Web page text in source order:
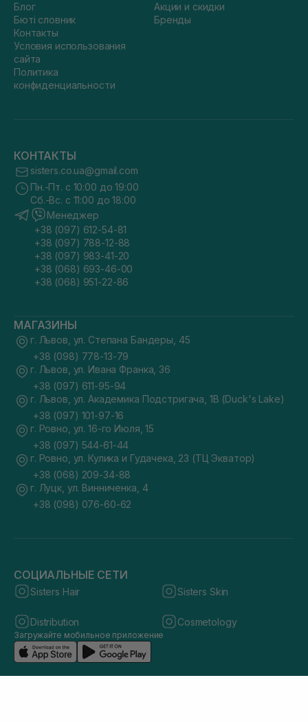
Блог
Бюті словник
Контакты
Условия использования
сайта
Политика
конфиденциальности
Акции и скидки
Бренды
КОНТАКТЫ
sisters.co.ua@gmail.com
Пн.-Пт. с 10:00 до 19:00
Сб.-Вс. с 11:00 до 18:00
Менеджер
+38 (097) 612-54-81
+38 (097) 788-12-88
+38 (097) 983-41-20
+38 (068) 693-46-00
+38 (068) 951-22-86
МАГАЗИНЫ
г. Львов, ул. Степана Бандеры, 45
+38 (098) 778-13-79
г. Львов, ул. Ивана Франка, 36
+38 (097) 611-95-94
г. Львов, ул. Академика Подстригача, 1В (Duck's Lake)
+38 (097) 101-97-16
г. Ровно, ул. 16-го Июля, 15
+38 (097) 544-61-44
г. Ровно, ул. Кулика и Гудачека, 23 (ТЦ Экватор)
+38 (068) 209-34-88
г. Луцк, ул. Винниченка, 4
+38 (098) 076-60-62
СОЦИАЛЬНЫЕ СЕТИ
Sisters Hair Sisters Skin
Distribution Cosmetology
Загружайте мобильное приложение